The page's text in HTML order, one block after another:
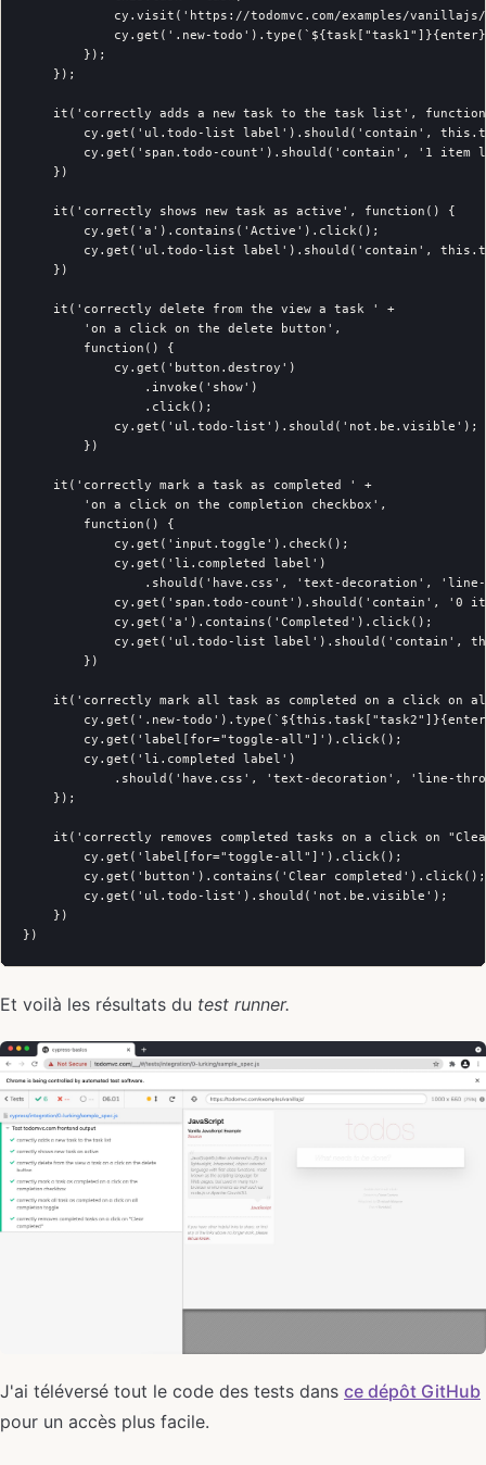
cy.visit('https://todomvc.com/examples/
cy.get('.new-
        });
    });
it('correctly adds a new task to the task list',
cy.get('ul.todo-list label').should('contain',
cy.get('span.todo-count').should('contain', '1 item
    })
    it('correctly shows new task as active', function() {
        cy.get('a').contains('Active').click();
cy.get('ul.todo-list label').should('contain',
    })
    it('correctly delete from the view a task ' +
        'on a click on the delete button',
        function() {
            cy.get('button.destroy')
                .invoke('show')
                .click();
            cy.get('ul.todo-list').should('not.be.visible');
        })
    it('correctly mark a task as completed ' +
        'on a click on the completion checkbox',
        function() {
            cy.get('input.toggle').check();
            cy.get('li.completed label')
.should('have.css', 'text-decoration',
cy.get('span.todo-count').should('contain', '0
            cy.get('a').contains('Completed').click();
cy.get('ul.todo-list label').should('contain',
        })
it('correctly mark all task as completed on a click on
cy.get('.new-
        cy.get('label[for="toggle-all"]').click();
        cy.get('li.completed label')
.should('have.css', 'text-decoration', 'line-
    });
it('correctly removes completed tasks on a click on
        cy.get('label[for="toggle-all"]').click();
        cy.get('button').contains('Clear completed').click();
        cy.get('ul.todo-list').should('not.be.visible');
    })
Et voilà les résultats du test runner.
J'ai téléversé tout le code des tests dans ce dépôt GitHub
pour un accès plus facile.